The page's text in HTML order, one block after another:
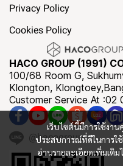
เว็บไซต์นี้มีการใช้งา
ประสบการณ์ที่ดีในการใ
อ่านรายละเอียดเพิ่มเติม
Privacy Policy
Cookies Policy
HACO GROUP (1991)
100/68 Room G,
Klongton,
Customer Service At :02
@hacogroup